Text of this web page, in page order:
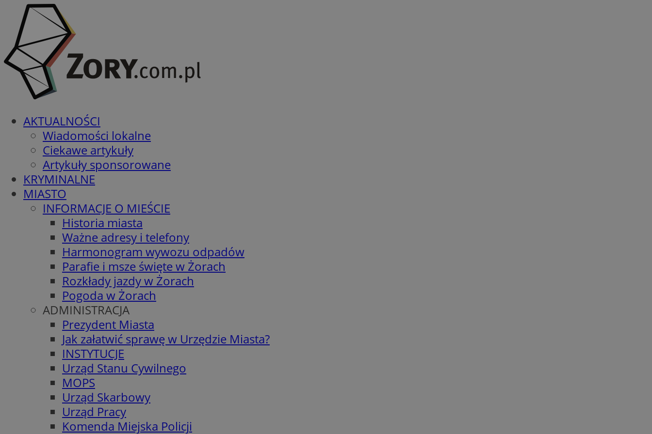
AKTUALNOŚCI
Wiadomości lokalne
Ciekawe artykuły
Artykuły sponsorowane
KRYMINALNE
MIASTO
INFORMACJE O MIEŚCIE
Historia miasta
Ważne adresy i telefony
Harmonogram wywozu odpadów
Parafie i msze święte w Żorach
Rozkłady jazdy w Żorach
Pogoda w Żorach
ADMINISTRACJA
Prezydent Miasta
Jak załatwić sprawę w Urzędzie Miasta?
INSTYTUCJE
Urząd Stanu Cywilnego
MOPS
Urząd Skarbowy
Urząd Pracy
Komenda Miejska Policji